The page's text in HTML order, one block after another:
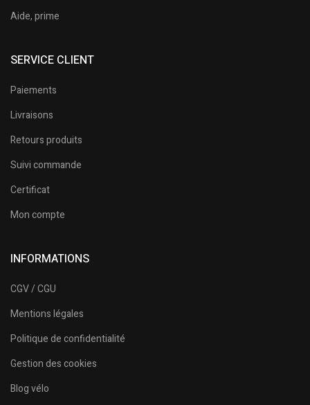
Aide, prime
SERVICE CLIENT
Paiements
Livraisons
Retours produits
Suivi commande
Certificat
Mon compte
INFORMATIONS
CGV / CGU
Mentions légales
Politique de confidentialité
Gestion des cookies
Blog vélo